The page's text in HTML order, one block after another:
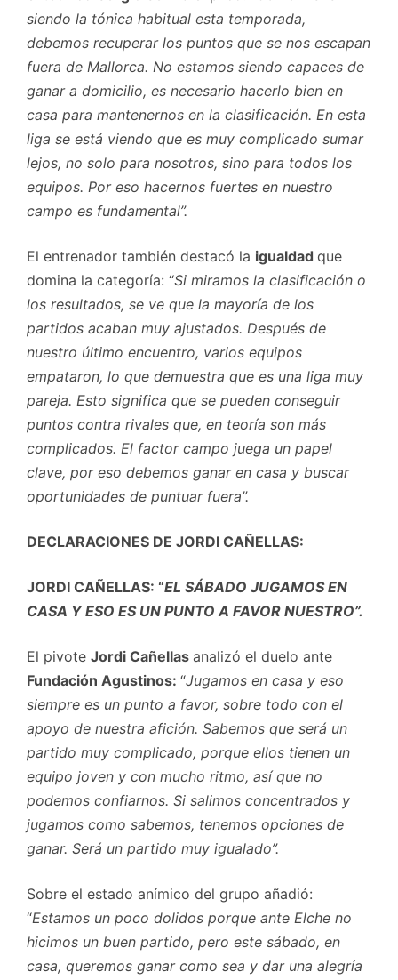
siendo la tónica habitual esta temporada,
debemos recuperar los puntos que se nos escapan
fuera de Mallorca. No estamos siendo capaces de
ganar a domicilio, es necesario hacerlo bien en
casa para mantenernos en la clasificación. En esta
liga se está viendo que es muy complicado sumar
lejos, no solo para nosotros, sino para todos los
equipos. Por eso hacernos fuertes en nuestro
campo es fundamental”.
El entrenador también destacó la igualdad que
domina la categoría: “Si miramos la clasificación o
los resultados, se ve que la mayoría de los
partidos acaban muy ajustados. Después de
nuestro último encuentro, varios equipos
empataron, lo que demuestra que es una liga muy
pareja. Esto significa que se pueden conseguir
puntos contra rivales que, en teoría son más
complicados. El factor campo juega un papel
clave, por eso debemos ganar en casa y buscar
oportunidades de puntuar fuera”.
DECLARACIONES DE JORDI CAÑELLAS:
JORDI CAÑELLAS: “EL SÁBADO JUGAMOS EN
CASA Y ESO ES UN PUNTO A FAVOR NUESTRO”.
El pivote Jordi Cañellas analizó el duelo ante
Fundación Agustinos: “Jugamos en casa y eso
siempre es un punto a favor, sobre todo con el
apoyo de nuestra afición. Sabemos que será un
partido muy complicado, porque ellos tienen un
equipo joven y con mucho ritmo, así que no
podemos confiarnos. Si salimos concentrados y
jugamos como sabemos, tenemos opciones de
ganar. Será un partido muy igualado”.
Sobre el estado anímico del grupo añadió:
“Estamos un poco dolidos porque ante Elche no
hicimos un buen partido, pero este sábado, en
casa, queremos ganar como sea y dar una alegría